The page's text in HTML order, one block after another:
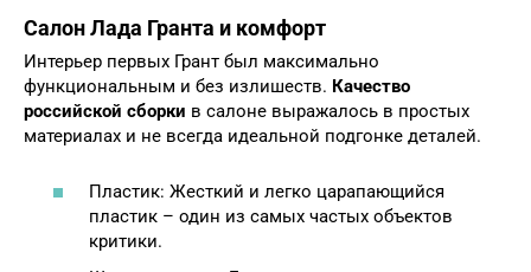
Салон Лада Гранта и комфорт
Интерьер первых Грант был максимально
функциональным и без излишеств. Качество
российской сборки в салоне выражалось в простых
материалах и не всегда идеальной подгонке деталей.
Пластик: Жесткий и легко царапающийся
пластик – один из самых частых объектов
критики.